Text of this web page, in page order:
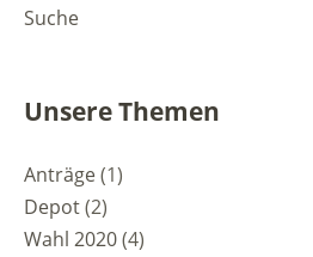
Suche
Unsere Themen
Anträge(1)
Depot(2)
Wahl 2020(4)